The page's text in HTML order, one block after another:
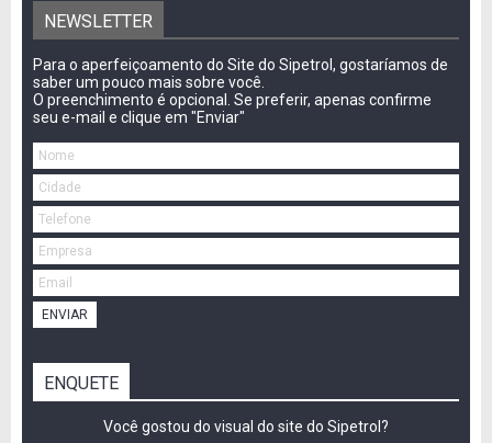
NEWSLETTER
Para o aperfeiçoamento do Site do Sipetrol, gostaríamos de
saber um pouco mais sobre você.
O preenchimento é opcional. Se preferir, apenas confirme
seu e-mail e clique em "Enviar"
ENVIAR
ENQUETE
Você gostou do visual do site do Sipetrol?